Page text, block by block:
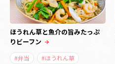
ほうれん草と魚介の旨みたっぷ
りビーフン
#弁当 #ほうれん草